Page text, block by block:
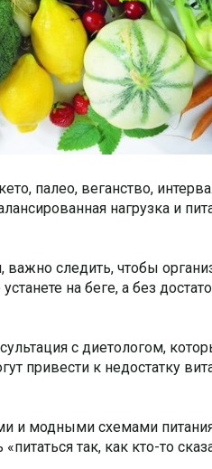
палео, веганство,
нагрузка и
следить, чтобы
на беге, а без
с диетологом,
привести к недостатку
и модными схемами
так, как кто-то